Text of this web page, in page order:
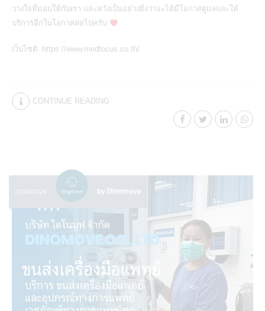
วางใจที่มอบให้กับเรา และหวังเป็นอย่างยิ่งว่าจะได้มีโอกาสดูแลและให้
บริการอีกในโอกาสต่อไปครับ
เว็บไซต์: https://www.medfocus.co.th/
CONTINUE READING
22/03/2026 by Dinomove